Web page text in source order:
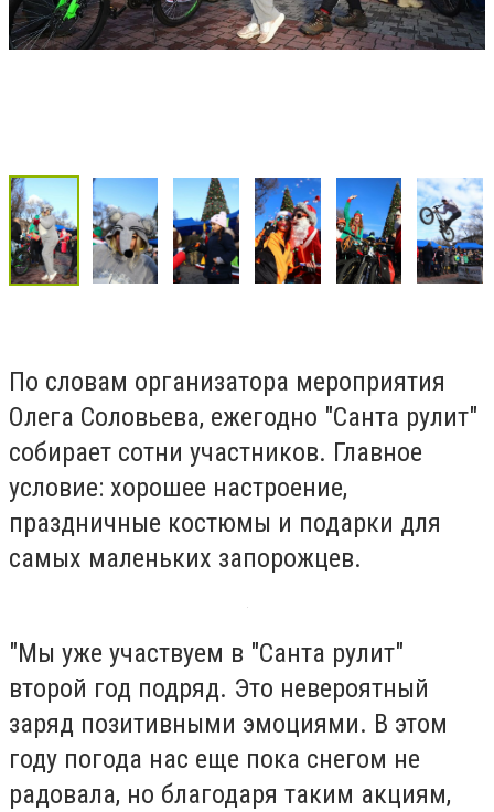
По словам организатора мероприятия
Олега Соловьева, ежегодно "Санта рулит"
собирает сотни участников. Главное
условие: хорошее настроение,
праздничные костюмы и подарки для
самых маленьких запорожцев.
"Мы уже участвуем в "Санта рулит"
второй год подряд. Это невероятный
заряд позитивными эмоциями. В этом
году погода нас еще пока снегом не
радовала, но благодаря таким акциям,